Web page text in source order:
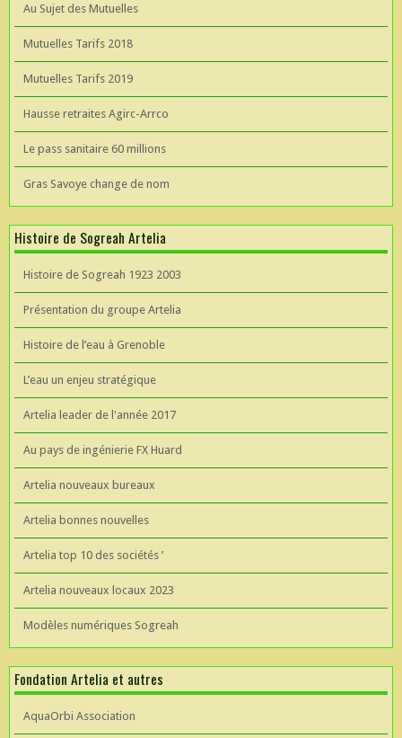
Au Sujet des Mutuelles
Mutuelles Tarifs 2018
Mutuelles Tarifs 2019
Hausse retraites Agirc-Arrco
Le pass sanitaire 60 millions
Gras Savoye change de nom
Histoire de Sogreah Artelia
Histoire de Sogreah 1923 2003
Présentation du groupe Artelia
Histoire de l’eau à Grenoble
L’eau un enjeu stratégique
Artelia leader de l'année 2017
Au pays de ingénierie FX Huard
Artelia nouveaux bureaux
Artelia bonnes nouvelles
Artelia top 10 des sociétés ’
Artelia nouveaux locaux 2023
Modèles numériques Sogreah
Fondation Artelia et autres
AquaOrbi Association